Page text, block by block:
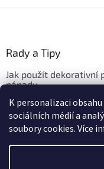
K personalizaci
sociálních médií a
soubory cookies. Více
Rady a Tipy
Jak použít dekorativní
nápady
3.3.2026